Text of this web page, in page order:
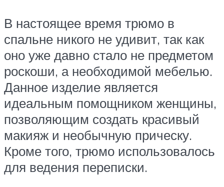
В настоящее время трюмо в
спальне никого не удивит, так как
оно уже давно стало не предметом
роскоши, а необходимой мебелью.
Данное изделие является
идеальным помощником женщины,
позволяющим создать красивый
макияж и необычную прическу.
Кроме того, трюмо использовалось
для ведения переписки.